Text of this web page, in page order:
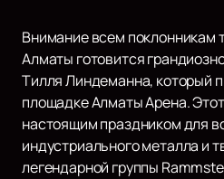
Внимание всем поклонникам
Алматы готовится
Тилля Линдеманна, который
площадке Алматы Арена.
настоящим праздником для
индустриального металла и
легендарной группы